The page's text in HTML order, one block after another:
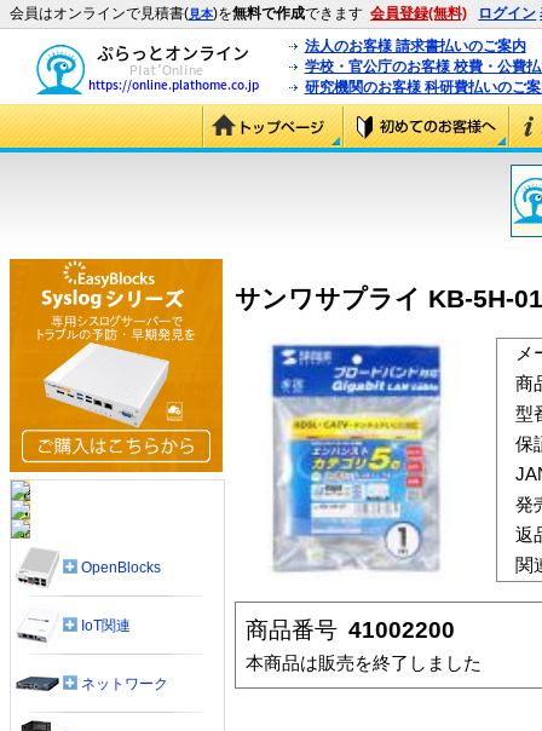
会員はオンラインで見積書(見本)を無料で作成できます 会員登録(無料) ログイン
法人のお客様 請求書払いのご案内
学校・官公庁のお客様 校費・公費
研究機関のお客様 科研費払いのご
サンワサプライ KB-5H-
メ
商
型
保
発
返
関
商品番号 41002200
本商品は販売を終了しました
OpenBlocks
IoT関連
ネットワーク